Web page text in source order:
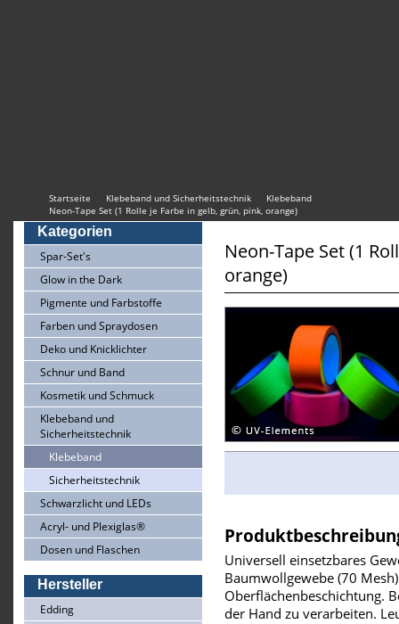
Startseite Klebeband und Sicherheitstechnik
Klebeband
Neon-Tape Set (1 Rolle je Farbe in gelb, grün, pink, orange)
Kategorien
Spar-Set's
Glow in the Dark
Pigmente und Farbstoffe
Farben und Spraydosen
Deko und Knicklichter
Schnur und Band
Kosmetik und Schmuck
Klebeband und
Sicherheitstechnik
Klebeband
Sicherheitstechnik
Schwarzlicht und LEDs
Acryl- und Plexiglas®
Dosen und Flaschen
Hersteller
Edding
Neon-Tape Set (1
orange)
Universell einsetzbares
Baumwollgewebe (70
Oberflächenbeschichtung.
der Hand zu verarbeiten.